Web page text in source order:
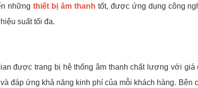
nhữngthiết bị âm thanh tốt, được ứng dụng công
suất tối đa.
được trang bị hệ thống âm thanh chất lượng với
đáp ứng khả năng kinh phí của mỗi khách hàng.